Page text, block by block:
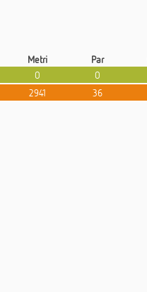
Metri Par
0 0
2941 36